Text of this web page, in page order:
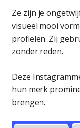
Ze zijn je
visueel mooi
profielen. Zij
zonder reden.
Deze
hun merk
brengen.